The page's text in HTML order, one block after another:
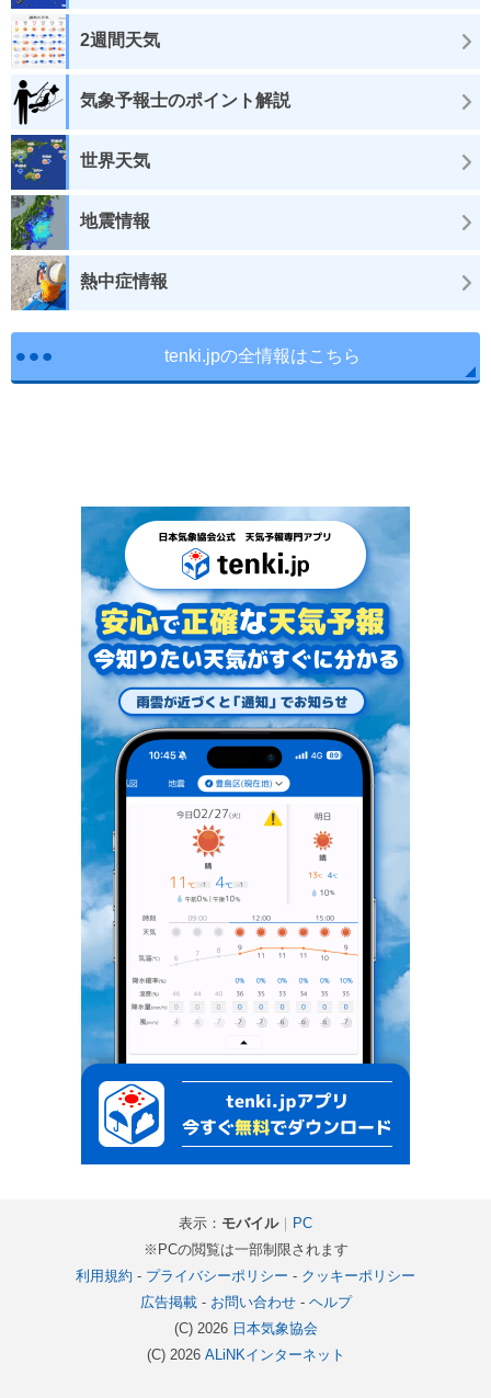
2週間天気
気象予報士のポイント解説
世界天気
地震情報
熱中症情報
tenki.jpの全情報はこちら
表示： モバイル｜ PC
※PCの閲覧は一部制限されます
利用規約 - プライバシーポリシー - クッキーポリシー
広告掲載- お問い合わせ- ヘルプ
(C) 2026 日本気象協会
(C) 2026 ALiNKインターネット